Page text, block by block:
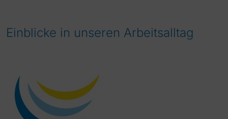
Einblicke in unseren Arbeitsalltag